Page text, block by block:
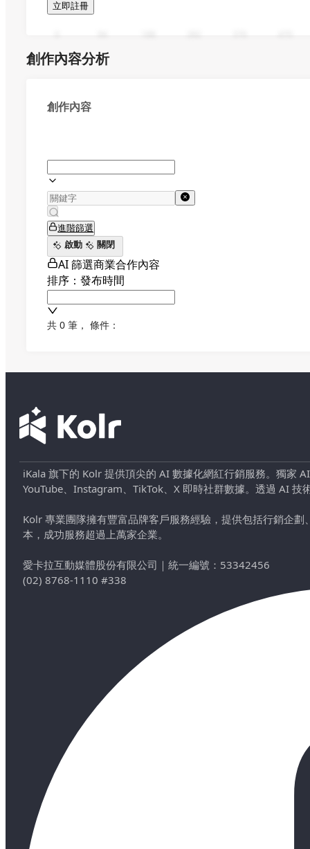
立即註冊
創作內容分析
創作內容
進階篩選
啟動
關閉
AI 篩選商業合作內容
排序：發布時間
共 0 筆 ， 條件：
iKala 旗下的 Kolr 提供頂尖的 AI 數據化網紅行銷服務。獨家
YouTube、Instagram、TikTok、X 即時社群數據。透過 AI
Kolr 專業團隊擁有豐富品牌客戶服務經驗，提供包括行銷企
本，成功服務超過上萬家企業。
愛卡拉互動媒體股份有限公司 ｜ 統一編號：53342456
(02) 8768-1110 #338